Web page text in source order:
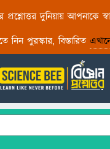
প্রশ্নোত্তর দুনিয়ায় আপনাকে
নিন পুরস্কার, বিস্তারিত